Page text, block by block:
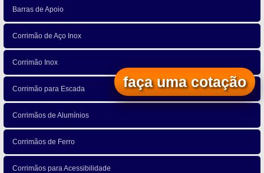
Barras de Apoio
Corrimão de Aço Inox
Corrimão Inox
Corrimão para Escada
Corrimãos de Alumínios
Corrimãos de Ferro
Corrimãos para Acessibilidade
faça uma cotação